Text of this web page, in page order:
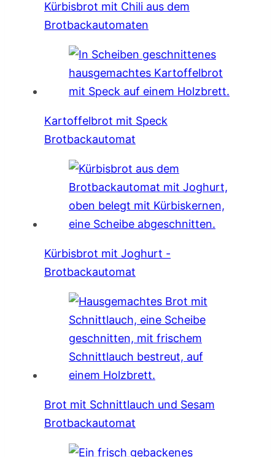
Kürbisbrot mit Chili aus dem
Brotbackautomaten
Kartoffelbrot mit Speck
Brotbackautomat
Kürbisbrot mit Joghurt -
Brotbackautomat
Brot mit Schnittlauch und Sesam
Brotbackautomat